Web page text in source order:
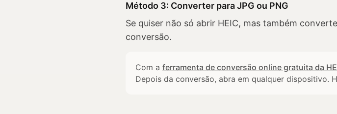
Método 3: Converter para JPG ou PNG
Se quiser não só abrir HEIC, mas também
conversão.
Com a ferramenta de conversão online gratuita da
Depois da conversão, abra em qualquer dispositivo.